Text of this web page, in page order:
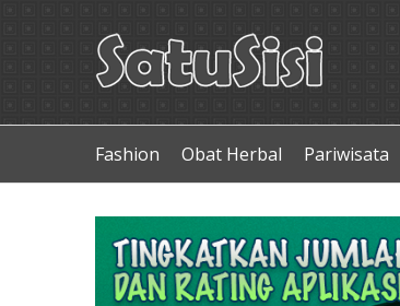
Fashion Obat Herbal Pariwisata